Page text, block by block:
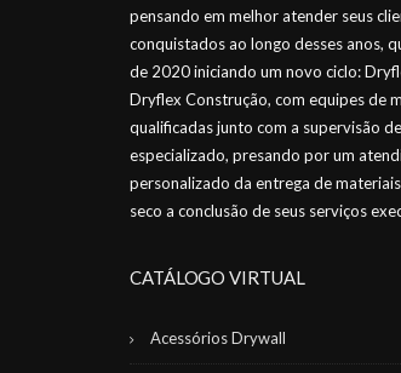
pensando em melhor atender seus
conquistados ao longo desses anos,
de 2020 iniciando um novo ciclo:
Dryflex Construção, com equipes de
qualificadas junto com a supervisão
especializado, presando por um
personalizado da entrega de
seco a conclusão de seus serviços
CATÁLOGO VIRTUAL
Acessórios Drywall